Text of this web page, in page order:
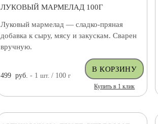
ЛУКОВЫЙ МАРМЕЛАД 100Г
Луковый мармелад — сладко-пряная
добавка к сыру, мясу и закускам. Сварен
вручную.
499 руб. - 1 шт./ 100 г
Купить в 1 клик